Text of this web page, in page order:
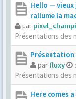
Hello — vieux
rallume la
par
Présentations des
Présentation
par fluxy
Présentations des
Here comes